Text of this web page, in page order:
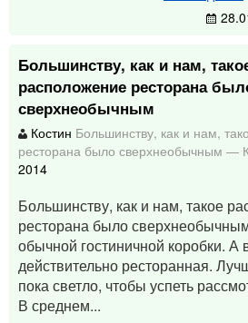
Большинству, как и нам,
расположение ресторана
сверхнеобычным
Костин Большинству, как и нам,
ресторана было сверхнеобычным —
2014
Большинству, как и нам, такое
ресторана было
обычной гостиничной коробки. А
действительно ресторанная.
пока светло, чтобы успеть
В среднем...